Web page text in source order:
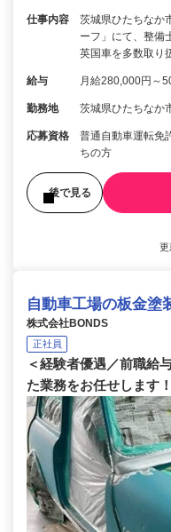
仕事内容
茨城県ひたちなか
ーフ」にて、整備
英国車を多数取り
給与 月給280,000円～
勤務地 茨城県ひたちなか
応募資格
普通自動車運転免
ちの方
後で見る
自動車工場の板金塗
株式会社BONDS
正社員
＜経験者優遇／前職給
た業務をお任せします！